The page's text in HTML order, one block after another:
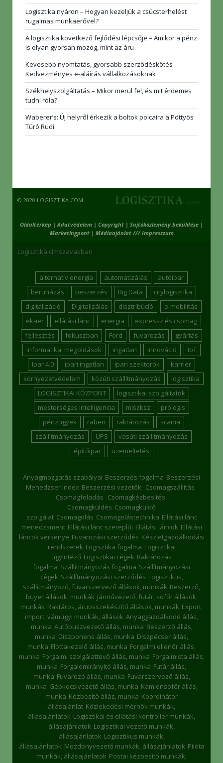
Logisztika nyáron – Hogyan kezeljük a csúcsterhelést
rugalmas munkaerővel?
A logisztika következő fejlődési lépcsője – Amikor a pénz
is olyan gyorsan mozog, mint az áru
Kevesebb nyomtatás, gyorsabb szerződéskötés –
Kedvezményes e-aláírás vállalkozásoknak
Székhelyszolgáltatás – Mikor merül fel, és mit érdemes
tudni róla?
Waberer’s: Új helyről érkezik a boltok polcaira a Pöttyös
Túró Rudi
© 2020 LOGISZTIKA.COM
Oldaltérkép |Adatvédelem | Copyright | Sajtóközlemény beküldése |
Marketingpont| Médiaajánlat /// Impresszum
Logisztika címszavakban
alternatív energia automatizálás
autóipar
beruházás
beszerzés Big Data
citylogisztika
digitalizáció
Digitalizálás disztribúció
e-mobilitás
ekaer
ellátási lánc energia
expressz és csomag
fejlesztés
fokuszban Ford fuvarozás
gyártás
informatikai megoldások
ingatlan innováció
IoT
Ipar 4.0
ipari ingatlan ipari szektorok
karrier
környezetvédelem
közúti szállítmányozás
logisztika
LOGISZTIKAI KÖZPONT
logisztikai szolgáltatók
mesterséges intelligencia
mlszksz
prologis
pénzügyek
raben raktározás
scania
szállítmányozás
UPS
vasúti szállítmányozás
építőipar
üzemeltetés
Anyagmozgatás szabályai Beszerzés fogalma Beszerzési
Menedzser Index Beszerzési vezetők Csomagszállítás
Csomagfeladás Csomagkézbesítés
Csomagküldés Csomagküldő
szolgálat Csomagolás Csomagolástechnika Ellátási lánc
menedzsment Ellátási lánc szereplői Ellátási láncok Ellátási
láncok versenye Fuvarozási szerződés Készletgazdálkodási
rendszerek Logisztika fogalma Logisztikai
ügyintéző Logisztikai cégek Raktározás
fogalma Szállítmányozás fogalma Szállítmányozási
cégek Szállítmányozási szerződés Logisztikus,
szállítmányozó, fuvarszervező állások, munkák Beszerző,
buyer állások, munkák Járművezető, futár, sofőr állások,
munkák Raktáros, áruösszekészítő állások, munkák Export,
import, vámügyi munkák, állások Anyaggazdálkodó állás,
munka Autóbuszvezető állás, munka Beszerző állás,
munka Diszponens állás, munka Diszpécser állás,
munka Flottakezelő állás, munka Forgalmi ellenőr állás,
munka Forgalmi szolgálattevő állás, munka Forgalmista állás,
munka Forgalomirányító állás, munka Futár állás,
munka Fuvarozó állás, munka Fuvarszervező állás,
munka Gépkocsivezető állás, munka Kamionsofőr állás,
munka Kézbesítő állás, munka Koordinátor
állásajánlat Közlekedési mérnök munkák,
állásajánlatok Logisztikai és ellátási kontroller munkák,
állásajánlatok Logisztikai vezető munkák,
állásajánlatok Logisztikus munkák,
állásajánlatok Mozdonyvezető munkák, állásajánlatok Pilóta
munkák, állásajánlatok Postai kézbesítő munkák,